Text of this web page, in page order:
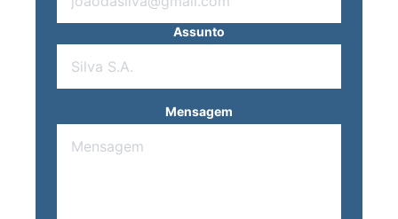
Assunto
Mensagem